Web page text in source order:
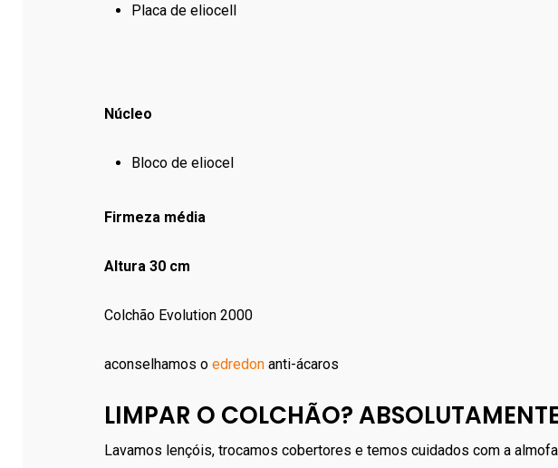
Placa de eliocell
Núcleo
Bloco de eliocel
Firmeza média
Altura 30 cm
Colchão Evolution 2000
aconselhamos o edredon anti-ácaros
LIMPAR O COLCHÃO?
Lavamos lençóis, trocamos cobertores e temos cuidados com a